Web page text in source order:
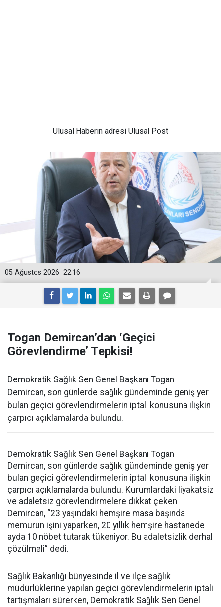
Ulusal Haberin adresi Ulusal Post
22:16
05 Ağustos 2026
Togan Demircan’dan ‘Geçici
Görevlendirme’ Tepkisi!
Demokratik Sağlık Sen Genel Başkanı Togan
Demircan, son günlerde sağlık gündeminde geniş yer
bulan geçici görevlendirmelerin iptali konusuna ilişkin
çarpıcı açıklamalarda bulundu.
Demokratik Sağlık Sen Genel Başkanı Togan
Demircan, son günlerde sağlık gündeminde geniş yer
bulan geçici görevlendirmelerin iptali konusuna ilişkin
çarpıcı açıklamalarda bulundu. Kurumlardaki liyakatsiz
ve adaletsiz görevlendirmelere dikkat çeken
Demircan, “23 yaşındaki hemşire masa başında
memurun işini yaparken, 20 yıllık hemşire hastanede
ayda 10 nöbet tutarak tükeniyor. Bu adaletsizlik derhal
çözülmeli” dedi.
Sağlık Bakanlığı bünyesinde il ve ilçe sağlık
müdürlüklerine yapılan geçici görevlendirmelerin iptali
tartışmaları sürerken, Demokratik Sağlık Sen Genel